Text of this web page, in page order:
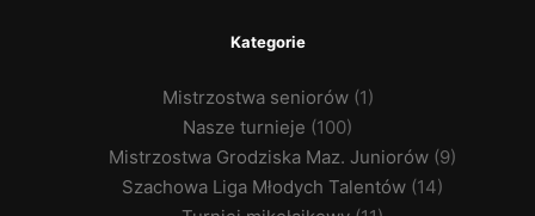
Kategorie
Mistrzostwa seniorów(1)
Nasze turnieje (100)
Mistrzostwa Grodziska Maz. Juniorów (9)
Szachowa Liga Młodych Talentów (14)